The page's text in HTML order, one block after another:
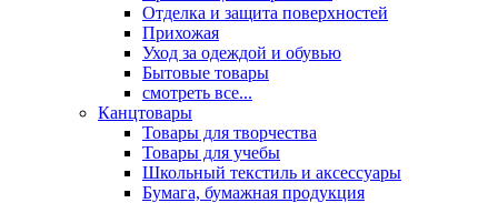
Отделка и защита поверхностей
Прихожая
Уход за одеждой и обувью
Бытовые товары
смотреть все...
Канцтовары
Товары для творчества
Товары для учебы
Школьный текстиль и аксессуары
Бумага, бумажная продукция